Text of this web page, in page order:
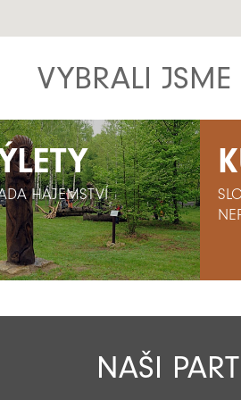
VYBRALI
HÁJEMSTVÍ
HÁJEMSTVÍ
NAŠI